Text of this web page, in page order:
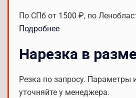
По СПб от 1500 ₽, по
Подробнее
Нарезка в
Резка по запросу. Параметры
уточняйте у менеджера.